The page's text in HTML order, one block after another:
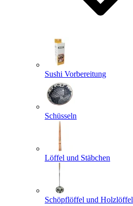
Sushi Vorbereitung
Schüsseln
Löffel und Stäbchen
Schöpflöffel und Holzlöffel